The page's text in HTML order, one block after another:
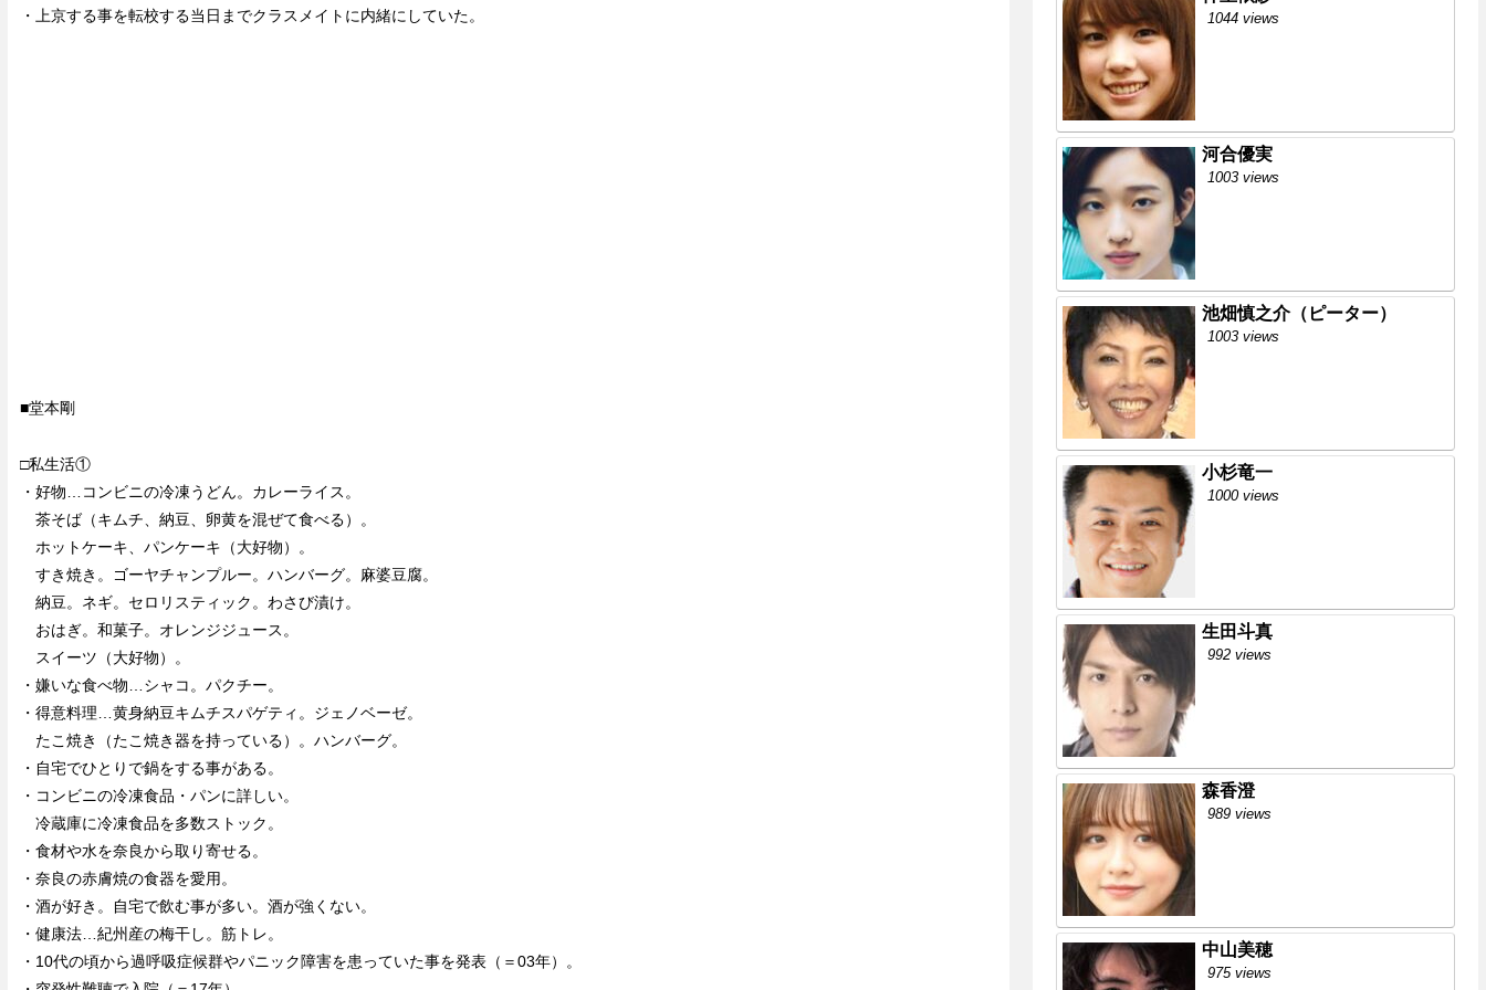
・上京する事を転校する当日までクラスメイトに内緒にしていた。
■堂本剛
□私生活①
・好物…コンビニの冷凍うどん。カレーライス。
茶そば（キムチ、納豆、卵黄を混ぜて食べる）。
ホットケーキ、パンケーキ（大好物）。
すき焼き。ゴーヤチャンプルー。ハンバーグ。麻婆豆腐。
納豆。ネギ。セロリスティック。わさび漬け。
おはぎ。和菓子。オレンジジュース。
スイーツ（大好物）。
・嫌いな食べ物…シャコ。パクチー。
・得意料理…黄身納豆キムチスパゲティ。ジェノベーゼ。
たこ焼き（たこ焼き器を持っている）。ハンバーグ。
・自宅でひとりで鍋をする事がある。
・コンビニの冷凍食品・パンに詳しい。
冷蔵庫に冷凍食品を多数ストック。
・食材や水を奈良から取り寄せる。
・奈良の赤膚焼の食器を愛用。
・酒が好き。自宅で飲む事が多い。酒が強くない。
・健康法…紀州産の梅干し。筋トレ。
・10代の頃から過呼吸症候群やパニック障害を患っていた事を発表（＝03年）。
1044 views
河合優実
1003 views
池畑慎之介（ピーター）
1003 views
小杉竜一
1000 views
生田斗真
992 views
森香澄
989 views
中山美穂
975 views